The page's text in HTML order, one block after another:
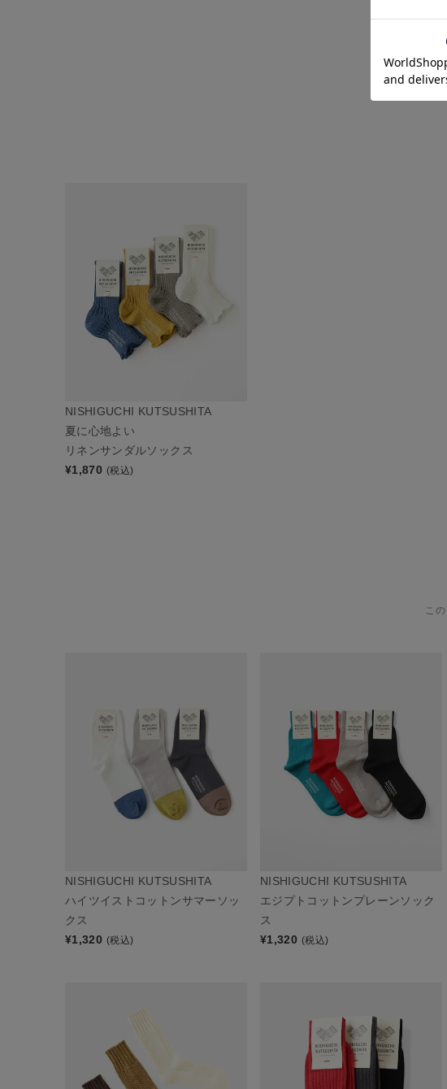
NISHIGUCHI KUTSUSHITA
夏に心地よい
リネンサンダルソックス
¥1,870 (税込)
こ
NISHIGUCHI KUTSUSHITA
ハイツイストコットンサマーソッ
クス
¥1,320 (税込)
NISHIGUCHI KUTSUSHITA
エジプトコットンプレーンソック
ス
¥1,320 (税込)